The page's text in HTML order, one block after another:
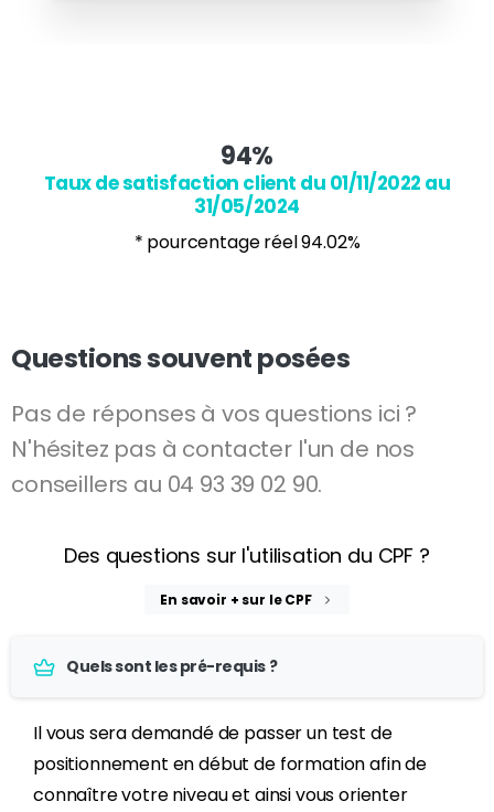
94%
Taux de satisfaction client du 01/11/2022 au
31/05/2024
* pourcentage réel 94.02%
Questions souvent posées
Pas de réponses à vos questions ici ?
N'hésitez pas à contacter l'un de nos
conseillers au 04 93 39 02 90.
En savoir + sur le CPF
Quels sont les pré-requis ?
Il vous sera demandé de passer un test de
positionnement en début de formation afin de
connaître votre niveau et ainsi vous orienter